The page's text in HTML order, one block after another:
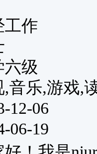
工作
六级
,音乐,游戏,
12-06
06-19